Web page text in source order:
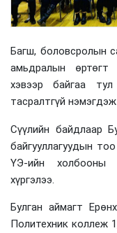
Багш, боловсролын
амьдралын өртөгт
хэвээр байгаа
тасралтгүй
Сүүлийн байдлаар
байгууллагуудын
ҮЭ-ийн холбооны
хүргэлээ.
Булган аймагт
Политехник коллеж